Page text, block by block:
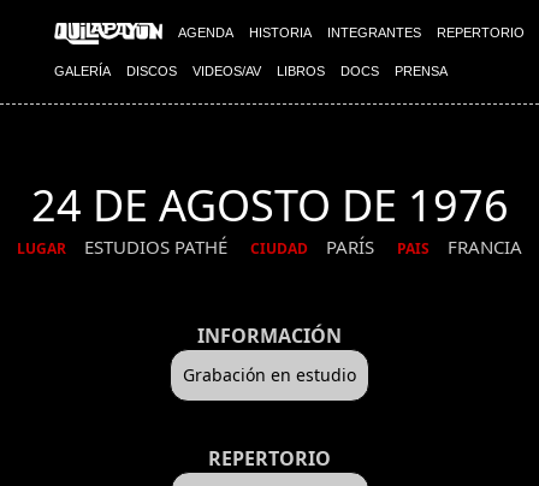
AGENDA HISTORIA INTEGRANTES REPERTORIO
GALERÍA DISCOS VIDEOS/AV LIBROS DOCS PRENSA
24 DE AGOSTO DE 1976
LUGAR ESTUDIOS PATHÉ CIUDAD PARÍS PAIS FRANCIA
INFORMACIÓN
Grabación en estudio
REPERTORIO